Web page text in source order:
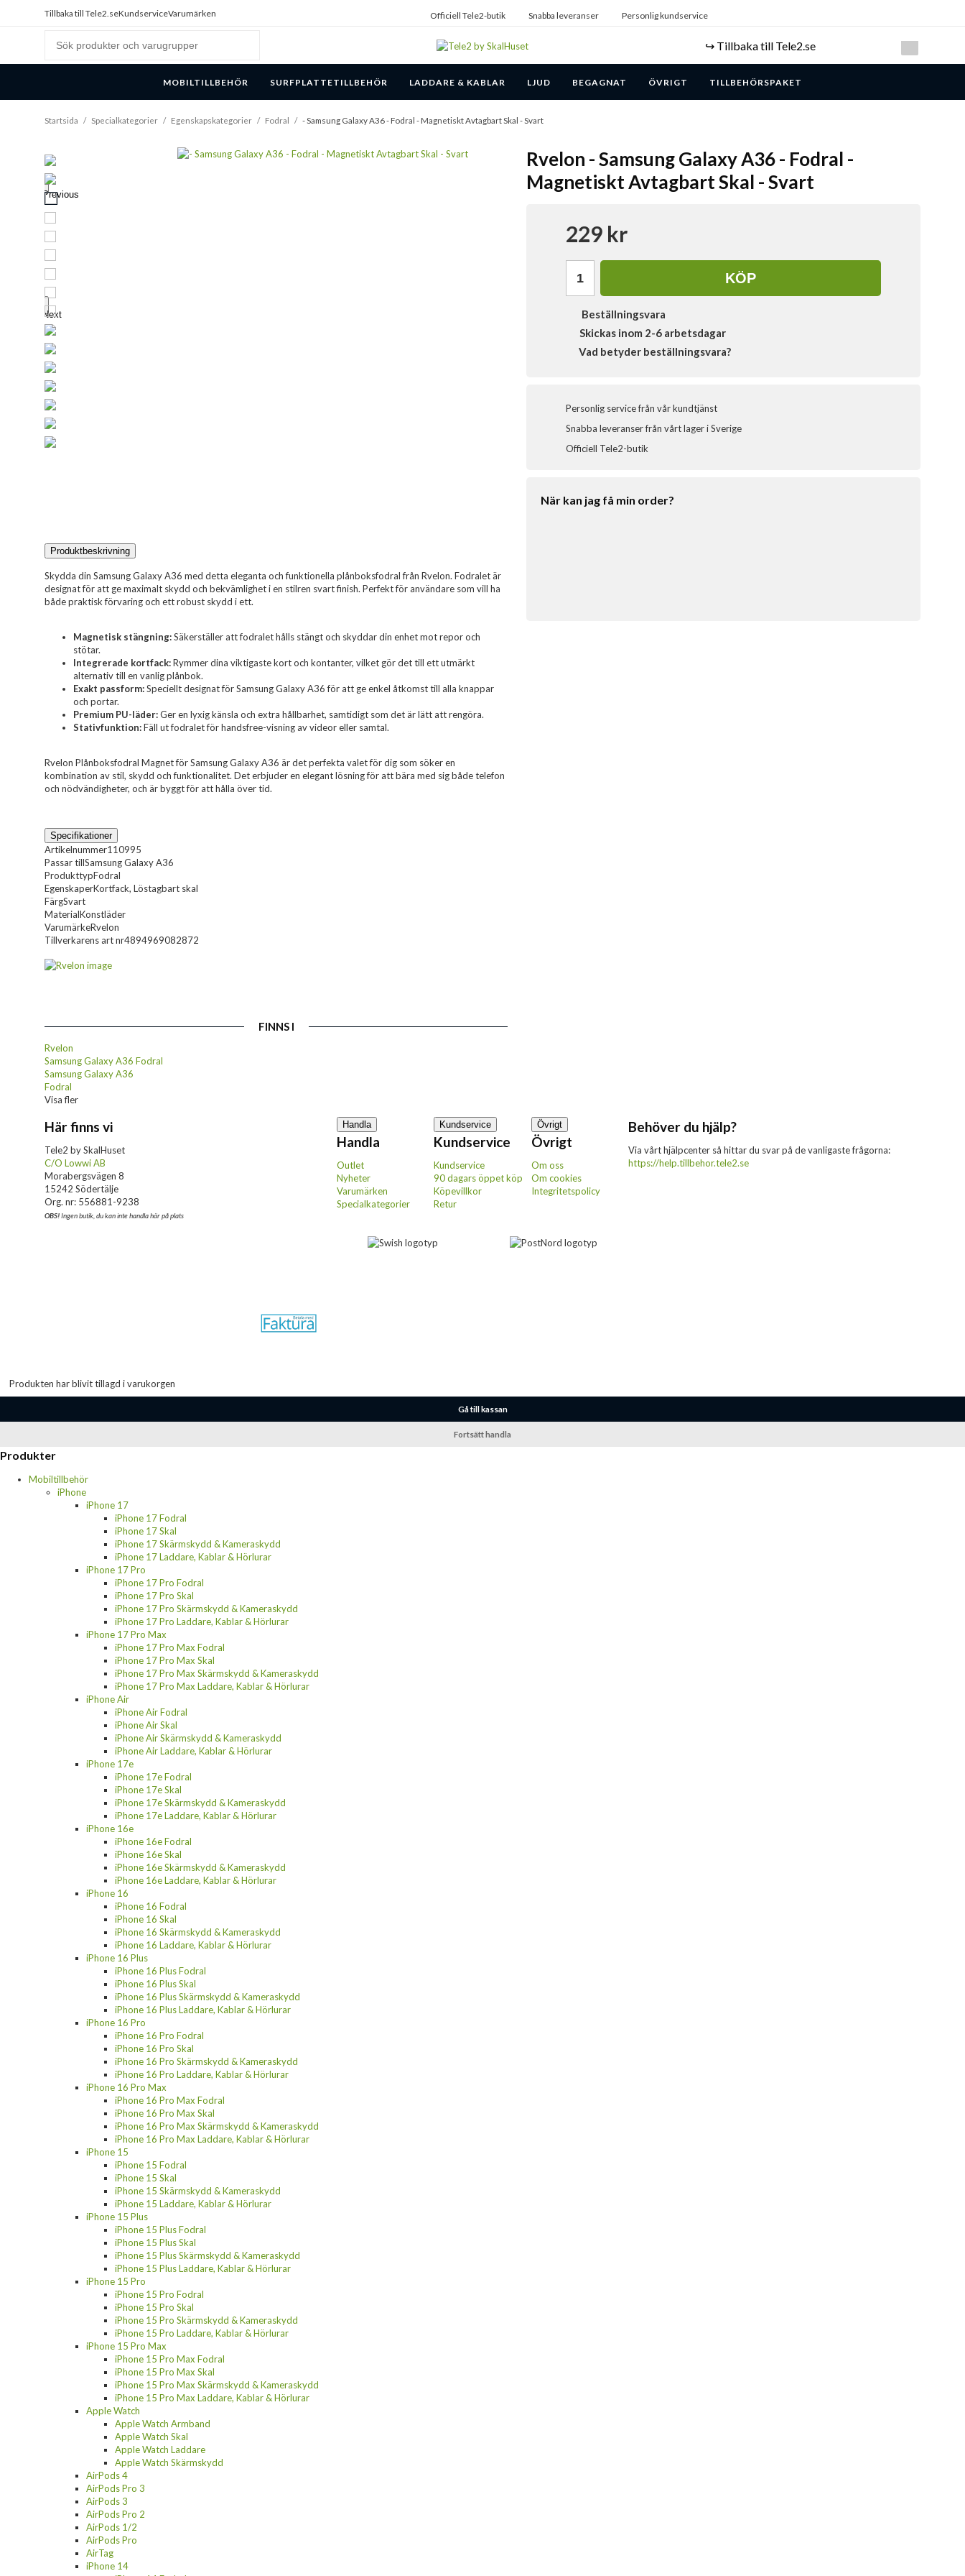
Tillbaka till Tele2.seKundserviceVarumärken Officiell Tele2-butik Snabba leveranser Personlig kundservice
↪️ Tillbaka till Tele2.se
MOBILTILLBEHÖR SURFPLATTETILLBEHÖR LADDARE & KABLAR LJUD BEGAGNAT ÖVRIGT TILLBEHÖRSPAKET
Startsida / Specialkategorier / Egenskapskategorier / Fodral / - Samsung Galaxy A36 - Fodral - Magnetiskt Avtagbart Skal - Svart
Previous
Next
Rvelon - Samsung Galaxy A36 - Fodral -
Magnetiskt Avtagbart Skal - Svart
229 kr
KÖP
Beställningsvara
Skickas inom 2-6 arbetsdagar
Vad betyder beställningsvara?
Personlig service från vår kundtjänst
Snabba leveranser från vårt lager i Sverige
Officiell Tele2-butik
När kan jag få min order?
Produktbeskrivning
Skydda din Samsung Galaxy A36 med detta eleganta och funktionella plånboksfodral från Rvelon. Fodralet är
designat för att ge maximalt skydd och bekvämlighet i en stilren svart finish. Perfekt för användare som vill ha
både praktisk förvaring och ett robust skydd i ett.
Magnetisk stängning:Säkerställer att fodralet hålls stängt och skyddar din enhet mot repor och
stötar.
Integrerade kortfack:Rymmer dina viktigaste kort och kontanter, vilket gör det till ett utmärkt
alternativ till en vanlig plånbok.
Exakt passform:Speciellt designat för Samsung Galaxy A36 för att ge enkel åtkomst till alla knappar
och portar.
Premium PU-läder:Ger en lyxig känsla och extra hållbarhet, samtidigt som det är lätt att rengöra.
Stativfunktion:Fäll ut fodralet för handsfree-visning av videor eller samtal.
Rvelon Plånboksfodral Magnet för Samsung Galaxy A36 är det perfekta valet för dig som söker en
kombination av stil, skydd och funktionalitet. Det erbjuder en elegant lösning för att bära med sig både telefon
och nödvändigheter, och är byggt för att hålla över tid.
Specifikationer
Artikelnummer110995
Passar tillSamsung Galaxy A36
ProdukttypFodral
EgenskaperKortfack, Löstagbart skal
FärgSvart
MaterialKonstläder
VarumärkeRvelon
Tillverkarens art nr4894969082872
FINNS I
Rvelon
Samsung Galaxy A36 Fodral
Samsung Galaxy A36
Fodral
Visa fler
Här finns vi
Tele2 by SkalHuset
C/O Lowwi AB
Morabergsvägen 8
15242 Södertälje
Org. nr: 556881-9238
OBS!Ingen butik, du kan inte handla här på plats
Handla
Handla
Outlet
Nyheter
Varumärken
Specialkategorier
Kundservice
Kundservice
Kundservice
90 dagars öppet köp
Köpevillkor
Retur
Övrigt
Övrigt
Om oss
Om cookies
Integritetspolicy
Behöver du hjälp?
Via vårt hjälpcenter så hittar du svar på de vanligaste frågorna:
https://help.tillbehor.tele2.se
Produkten har blivit tillagd i varukorgen
Gå till kassan
Fortsätt handla
Produkter
Mobiltillbehör
iPhone
iPhone 17
iPhone 17 Fodral
iPhone 17 Skal
iPhone 17 Skärmskydd & Kameraskydd
iPhone 17 Laddare, Kablar & Hörlurar
iPhone 17 Pro
iPhone 17 Pro Fodral
iPhone 17 Pro Skal
iPhone 17 Pro Skärmskydd & Kameraskydd
iPhone 17 Pro Laddare, Kablar & Hörlurar
iPhone 17 Pro Max
iPhone 17 Pro Max Fodral
iPhone 17 Pro Max Skal
iPhone 17 Pro Max Skärmskydd & Kameraskydd
iPhone 17 Pro Max Laddare, Kablar & Hörlurar
iPhone Air
iPhone Air Fodral
iPhone Air Skal
iPhone Air Skärmskydd & Kameraskydd
iPhone Air Laddare, Kablar & Hörlurar
iPhone 17e
iPhone 17e Fodral
iPhone 17e Skal
iPhone 17e Skärmskydd & Kameraskydd
iPhone 17e Laddare, Kablar & Hörlurar
iPhone 16e
iPhone 16e Fodral
iPhone 16e Skal
iPhone 16e Skärmskydd & Kameraskydd
iPhone 16e Laddare, Kablar & Hörlurar
iPhone 16
iPhone 16 Fodral
iPhone 16 Skal
iPhone 16 Skärmskydd & Kameraskydd
iPhone 16 Laddare, Kablar & Hörlurar
iPhone 16 Plus
iPhone 16 Plus Fodral
iPhone 16 Plus Skal
iPhone 16 Plus Skärmskydd & Kameraskydd
iPhone 16 Plus Laddare, Kablar & Hörlurar
iPhone 16 Pro
iPhone 16 Pro Fodral
iPhone 16 Pro Skal
iPhone 16 Pro Skärmskydd & Kameraskydd
iPhone 16 Pro Laddare, Kablar & Hörlurar
iPhone 16 Pro Max
iPhone 16 Pro Max Fodral
iPhone 16 Pro Max Skal
iPhone 16 Pro Max Skärmskydd & Kameraskydd
iPhone 16 Pro Max Laddare, Kablar & Hörlurar
iPhone 15
iPhone 15 Fodral
iPhone 15 Skal
iPhone 15 Skärmskydd & Kameraskydd
iPhone 15 Laddare, Kablar & Hörlurar
iPhone 15 Plus
iPhone 15 Plus Fodral
iPhone 15 Plus Skal
iPhone 15 Plus Skärmskydd & Kameraskydd
iPhone 15 Plus Laddare, Kablar & Hörlurar
iPhone 15 Pro
iPhone 15 Pro Fodral
iPhone 15 Pro Skal
iPhone 15 Pro Skärmskydd & Kameraskydd
iPhone 15 Pro Laddare, Kablar & Hörlurar
iPhone 15 Pro Max
iPhone 15 Pro Max Fodral
iPhone 15 Pro Max Skal
iPhone 15 Pro Max Skärmskydd & Kameraskydd
iPhone 15 Pro Max Laddare, Kablar & Hörlurar
Apple Watch
Apple Watch Armband
Apple Watch Skal
Apple Watch Laddare
Apple Watch Skärmskydd
AirPods 4
AirPods Pro 3
AirPods 3
AirPods Pro 2
AirPods 1/2
AirPods Pro
AirTag
iPhone 14